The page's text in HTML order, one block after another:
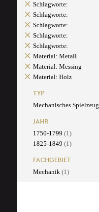
Schlagworte:
Schlagworte:
Schlagworte:
Schlagworte:
Schlagworte:
Material: Metall
Material: Messing
Material: Holz
TYP
Mechanisches Spielzeug
JAHR
1750-1799 (1)
1825-1849 (1)
FACHGEBIET
Mechanik (1)